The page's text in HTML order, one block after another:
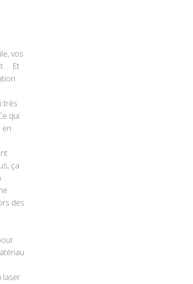
vos
… Et
très
qui
en
ça
des
laser